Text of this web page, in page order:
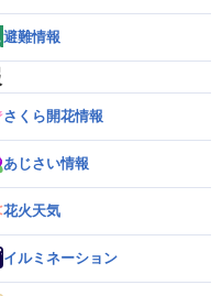
避難情報
さくら開花情報
あじさい情報
花火天気
イルミネーション